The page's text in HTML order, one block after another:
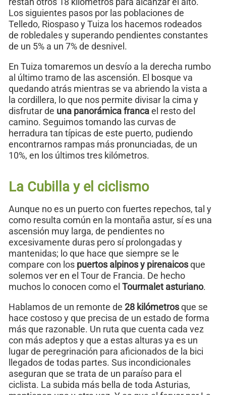
Los siguientes pasos por las poblaciones de
Telledo, Riospaso y Tuiza los hacemos rodeados
de robledales y superando pendientes constantes
de un 5% a un 7% de desnivel.
En Tuiza tomaremos un desvío a la derecha rumbo
al último tramo de las ascensión. El bosque va
quedando atrás mientras se va abriendo la vista a
la cordillera, lo que nos permite divisar la cima y
disfrutar de una panorámica francael resto del
camino. Seguimos tomando las curvas de
herradura tan típicas de este puerto, pudiendo
encontrarnos rampas más pronunciadas, de un
10%, en los últimos tres kilómetros.
La Cubilla y el ciclismo
Aunque no es un puerto con fuertes repechos, tal y
como resulta común en la montaña astur, sí es una
ascensión muy larga, de pendientes no
excesivamente duras pero sí prolongadas y
mantenidas; lo que hace que siempre se le
compare con los puertos alpinos y pirenaicosque
solemos ver en el Tour de Francia. De hecho
muchos lo conocen como el Tourmalet asturiano.
Hablamos de un remonte de 28 kilómetrosque se
hace costoso y que precisa de un estado de forma
más que razonable. Un ruta que cuenta cada vez
con más adeptos y que a estas alturas ya es un
lugar de peregrinación para aficionados de la bici
llegados de todas partes. Sus incondicionales
aseguran que se trata de un paraíso para el
ciclista. La subida más bella de toda Asturias,